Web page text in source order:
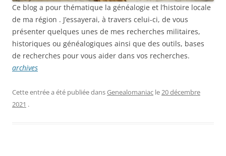
Ce blog a pour thématique la généalogie et l’histoire locale
de ma région . J’essayerai, à travers celui-ci, de vous
présenter quelques unes de mes recherches militaires,
historiques ou généalogiques ainsi que des outils, bases
de recherches pour vous aider dans vos recherches.
archives
Cette entrée a été publiée dansGenealomaniac le20 décembre
2021 .